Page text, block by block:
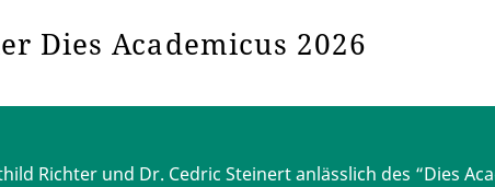
Dies Academicus 2026
Richter und Dr. Cedric Steinert anlässlich des “Dies